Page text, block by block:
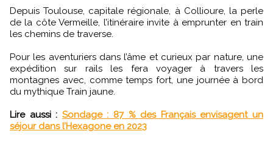
Depuis Toulouse, capitale régionale, à Collioure, la perle
de la côte Vermeille, l’itinéraire invite à emprunter en train
les chemins de traverse.
Pour les aventuriers dans l’âme et curieux par nature, une
expédition sur rails les fera voyager à travers les
montagnes avec, comme temps fort, une journée à bord
du mythique Train jaune.
Lire aussi : Sondage : 87 % des Français envisagent un
séjour dans l’Hexagone en 2023